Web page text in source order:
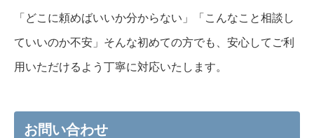
「どこに頼めばいいか分からない」「こんなこと相談し
ていいのか不安」そんな初めての方でも、安心してご利
用いただけるよう丁寧に対応いたします。
お問い合わせ